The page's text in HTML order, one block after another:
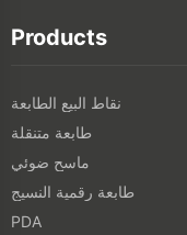
Products
نقاط البيع الطابعة
طابعة متنقلة
ماسح ضوئي
طابعة رقمية النسيج
PDA